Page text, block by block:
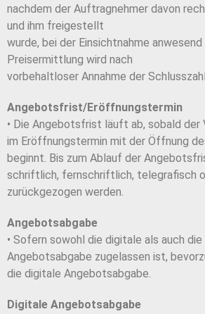
nachdem der Auftragnehmer davon
und ihm freigestellt
wurde, bei der Einsichtnahme anwesend
Preisermittlung wird nach
vorbehaltloser Annahme der
Angebotsfrist/Eröffnungstermin
• Die Angebotsfrist läuft ab, sobald der
im Eröffnungstermin mit der Öffnung
beginnt. Bis zum Ablauf der
schriftlich, fernschriftlich, telegrafisch
zurückgezogen werden.
Angebotsabgabe
• Sofern sowohl die digitale als auch
Angebotsabgabe zugelassen ist,
die digitale Angebotsabgabe.
Digitale Angebotsabgabe